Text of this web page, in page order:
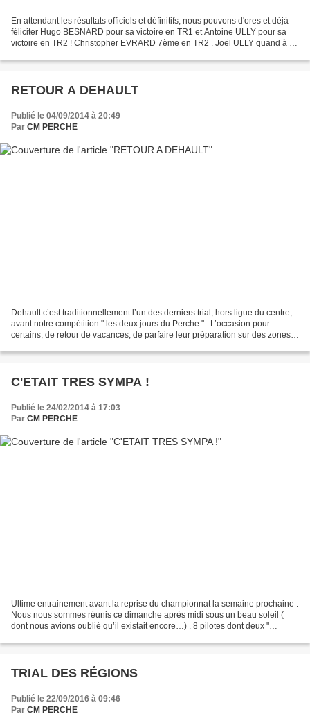
En attendant les résultats officiels et définitifs, nous pouvons d'ores et déjà
féliciter Hugo BESNARD pour sa victoire en TR1 et Antoine ULLY pour sa
victoire en TR2 ! Christopher EVRARD 7ème en TR2 . Joël ULLY quand à lui
RETOUR A DEHAULT
Publié le 04/09/2014 à 20:49
Par CM PERCHE
Dehault c’est traditionnellement l’un des derniers trial, hors ligue du centre,
avant notre compétition " les deux jours du Perche " . L’occasion pour
certains, de retour de vacances, de parfaire leur préparation sur des zones
C'ETAIT TRES SYMPA !
Publié le 24/02/2014 à 17:03
Par CM PERCHE
Ultime entrainement avant la reprise du championnat la semaine prochaine .
Nous nous sommes réunis ce dimanche après midi sous un beau soleil (
dont nous avions oublié qu’il existait encore…) . 8 pilotes dont deux "
TRIAL DES RÉGIONS
Publié le 22/09/2016 à 09:46
Par CM PERCHE